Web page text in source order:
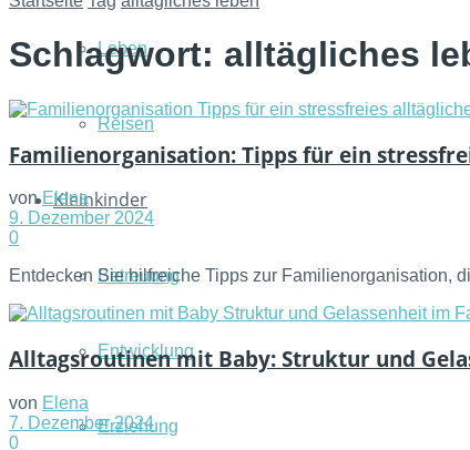
Leben
Reisen
Kleinkinder
Betreuung
Entwicklung
Erziehung
Schlagwort: alltägliches
Familienorganisation: Tipps für ein
von Elena
9. Dezember 2024
0
Entdecken Sie hilfreiche Tipps zur Familienorganisation,
Alltagsroutinen mit Baby: Struktur und
von Elena
7. Dezember 2024
0